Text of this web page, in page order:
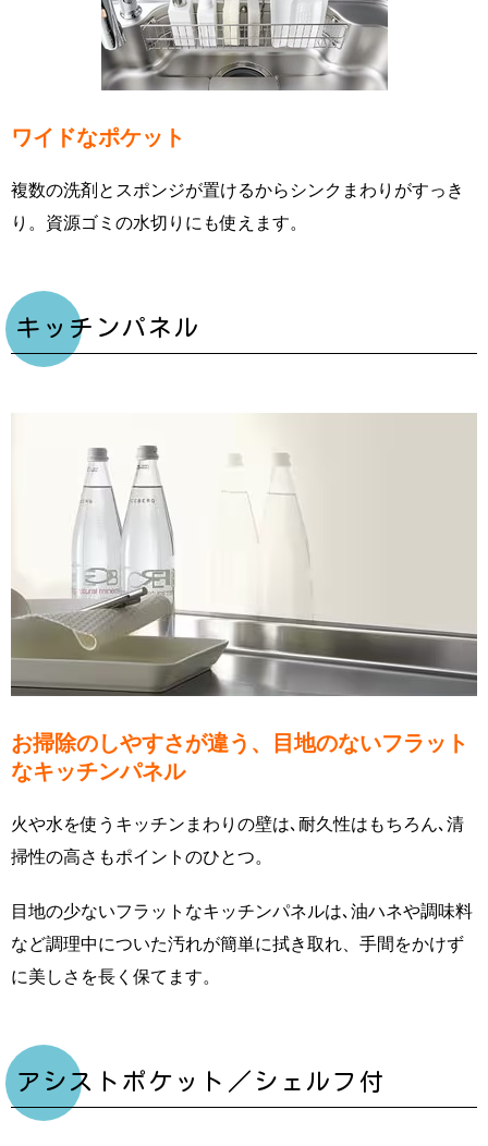
ワイドなポケット
複数の洗剤とスポンジが置けるからシンクまわりがすっき
り。資源ゴミの水切りにも使えます。
キッチンパネル
お掃除のしやすさが違う、目地のないフラット
なキッチンパネル
火や水を使うキッチンまわりの壁は､耐久性はもちろん､清
掃性の高さもポイントのひとつ。
目地の少ないフラットなキッチンパネルは､油ハネや調味料
など調理中についた汚れが簡単に拭き取れ、手間をかけず
に美しさを長く保てます。
アシストポケット／シェルフ付